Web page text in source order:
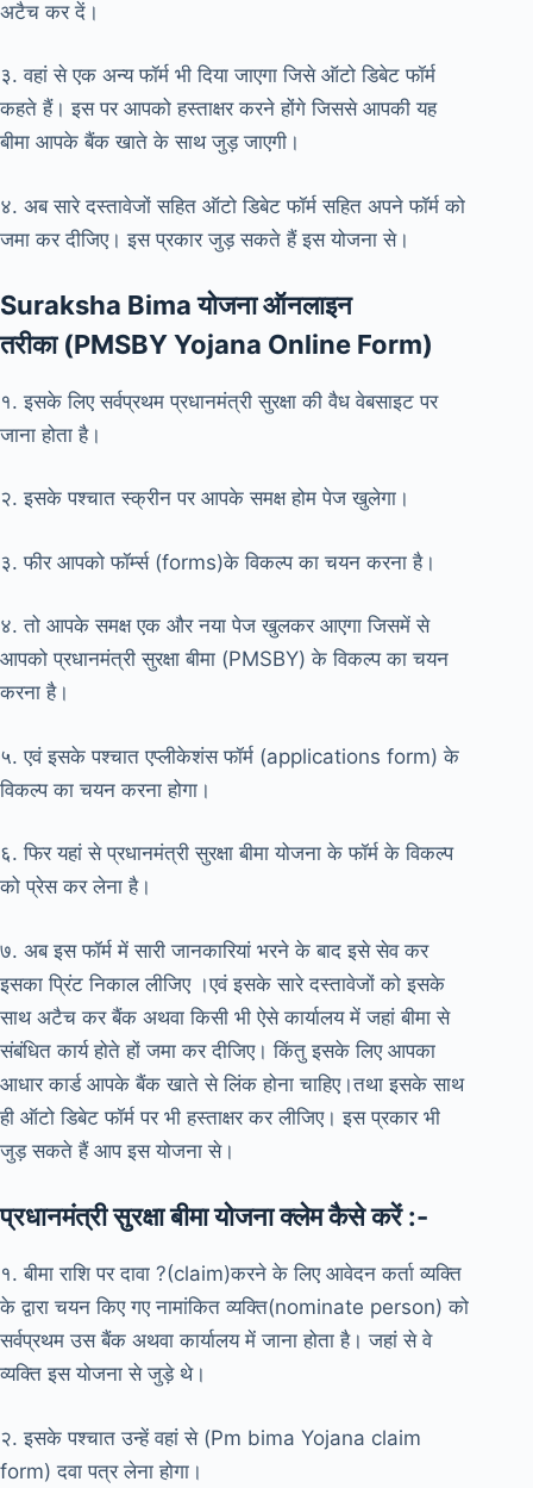
अटैच कर दें।
३. वहां से एक अन्य फॉर्म भी दिया जाएगा जिसे ऑटो डिबेट फॉर्म
कहते हैं। इस पर आपको हस्ताक्षर करने होंगे जिससे आपकी यह
बीमा आपके बैंक खाते के साथ जुड़ जाएगी।
४. अब सारे दस्तावेजों सहित ऑटो डिबेट फॉर्म सहित अपने फाॅर्म को
जमा कर दीजिए। इस प्रकार जुड़ सकते हैं इस योजना से।
Suraksha Bima योजना ऑनलाइन
तरीका (PMSBY Yojana Online Form)
१. इसके लिए सर्वप्रथम प्रधानमंत्री सुरक्षा की वैध वेबसाइट पर
जाना होता है।
२. इसके पश्चात स्क्रीन पर आपके समक्ष होम पेज खुलेगा।
३. फीर आपको फॉर्म्स (forms)के विकल्प का चयन करना है।
४. तो आपके समक्ष एक और नया पेज खुलकर आएगा जिसमें से
आपको प्रधानमंत्री सुरक्षा बीमा (PMSBY) के विकल्प का चयन
करना है।
५. एवं इसके पश्चात एप्लीकेशंस फॉर्म (applications form) के
विकल्प का चयन करना होगा।
६. फिर यहां से प्रधानमंत्री सुरक्षा बीमा योजना के फॉर्म के विकल्प
को प्रेस कर लेना है।
७. अब इस फॉर्म में सारी जानकारियां भरने के बाद इसे सेव कर
इसका प्रिंट निकाल लीजिए ।एवं इसके सारे दस्तावेजों को इसके
साथ अटैच कर बैंक अथवा किसी भी ऐसे कार्यालय में जहां बीमा से
संबंधित कार्य होते हों जमा कर दीजिए। किंतु इसके लिए आपका
आधार कार्ड आपके बैंक खाते से लिंक होना चाहिए।तथा इसके साथ
ही ऑटो डिबेट फॉर्म पर भी हस्ताक्षर कर लीजिए। इस प्रकार भी
जुड़ सकते हैं आप इस योजना से।
प्रधानमंत्री सुरक्षा बीमा योजना क्लेम कैसे करें :-
१. बीमा राशि पर दावा ?(claim)करने के लिए आवेदन कर्ता व्यक्ति
के द्वारा चयन किए गए नामांकित व्यक्ति(nominate person) को
सर्वप्रथम उस बैंक अथवा कार्यालय में जाना होता है। जहां से वे
व्यक्ति इस योजना से जुड़े थे।
२. इसके पश्चात उन्हें वहां से (Pm bima Yojana claim
form) दवा पत्र लेना होगा।